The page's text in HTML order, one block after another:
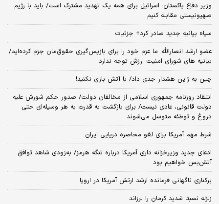
وزیر دفاع پاکستان: اسرائیل برای همه یک تهدید مشترک است/ باید با رژیم
صهیونیستی مقابله کنیم
سپاه بیانیه جدید صادر کرد+ جزئیات
عضو ارشد انصارالله: ما عزم خود را برای بازپس‌گیری حقوق‌مان جزم کرده‌ایم/
بیانیه‌ های شورای امنیت ارزش توجه ندارد
چین به ژاپن هشدار جدی داد/ با آتش بازی نکنید!
انتقاد روزنامه جمهوری اسلامی از مخالفان دولت/ صدور حکم شورش علیه
دولت قانونی، عادی نیست/ برای بازگشت به قدرت به هر وسیله‌ای حتی
دروغ و توطئه متوسل می‌شوند
شرط مهم آمریکا برای لغو محاصره دریایی ایران
ادعای جدید وزیرخزانه داری آمریکا درباره تنگه هرمز/ به‌زودی شاهد توافق
آتش‌بس خواهیم بود
برکناری ناگهانی فرمانده ارشد ارتش آمریکا در اروپا
زلزله نسبتا شدید کرمان را لرزاند